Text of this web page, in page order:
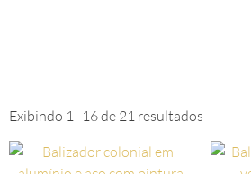
Exibindo 1–16 de 21 resultados